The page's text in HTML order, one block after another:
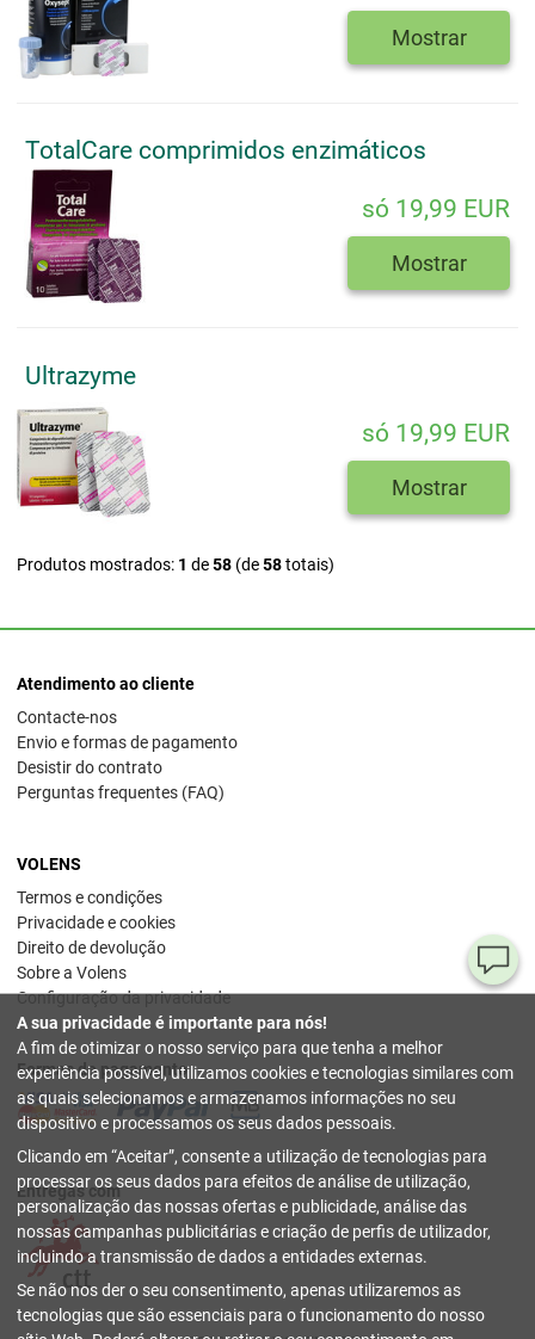
Mostrar
TotalCare comprimidos enzimáticos
só 19,99 EUR
Mostrar
Ultrazyme
só 19,99 EUR
Mostrar
Produtos mostrados: 1 de58 (de58totais)
Atendimento ao cliente
Contacte-nos
Envio e formas de pagamento
Desistir do contrato
Perguntas frequentes (FAQ)
VOLENS
Termos e condições
Privacidade e cookies
Direito de devolução
Sobre a Volens
Configuração da privacidade
Formas de pagamento
Entregas com
A sua privacidade é importante para nós!
A fim de otimizar o nosso serviço para que tenha a melhor
experiência possível, utilizamos cookies e tecnologias similares com
as quais selecionamos e armazenamos informações no seu
dispositivo e processamos os seus dados pessoais.
Clicando em Aceitar , consente a utilização de tecnologias para
processar os seus dados para efeitos de análise de utilização,
personalização das nossas ofertas e publicidade, análise das
nossas campanhas publicitárias e criação de perfis de utilizador,
incluindo a transmissão de dados a entidades externas.
Se não nos der o seu consentimento, apenas utilizaremos as
tecnologias que são essenciais para o funcionamento do nosso
ou